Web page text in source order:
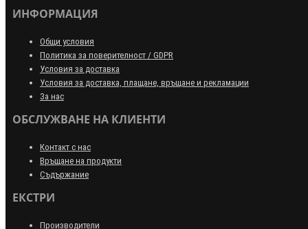
ИНФОРМАЦИЯ
Общи условия
Политика за поверителност / GDPR
Условия за доставка
Условия за доставка, плащане, връщане и рекламации
За нас
ОБСЛУЖВАНЕ НА КЛИЕНТИ
Контакт с нас
Връщане на продукти
Съдържание
ЕКСТРИ
Производители